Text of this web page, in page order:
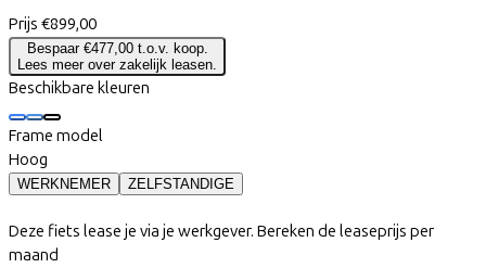
Prijs €899,00
Bespaar €477,00 t.o.v. koop.
Lees meer over zakelijk leasen.
Beschikbare kleuren
Frame model
Hoog
WERKNEMER ZELFSTANDIGE
Deze fiets lease je via je werkgever. Bereken de leaseprijs per
maand